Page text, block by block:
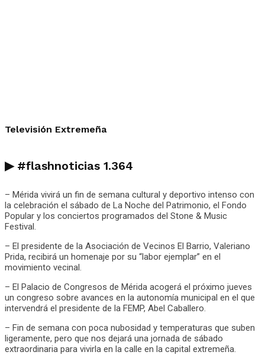
Televisión Extremeña
▶ #flashnoticias 1.364
– Mérida vivirá un fin de semana cultural y deportivo intenso con
la celebración el sábado de La Noche del Patrimonio, el Fondo
Popular y los conciertos programados del Stone & Music
Festival.
– El presidente de la Asociación de Vecinos El Barrio, Valeriano
Prida, recibirá un homenaje por su “labor ejemplar” en el
movimiento vecinal.
– El Palacio de Congresos de Mérida acogerá el próximo jueves
un congreso sobre avances en la autonomía municipal en el que
intervendrá el presidente de la FEMP, Abel Caballero.
– Fin de semana con poca nubosidad y temperaturas que suben
ligeramente, pero que nos dejará una jornada de sábado
extraordinaria para vivirla en la calle en la capital extremeña.